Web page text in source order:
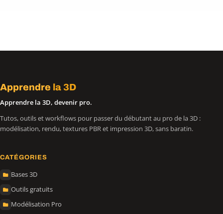
Apprendre la 3D
Apprendre la 3D, devenir pro.
Tutos, outils et workflows pour passer du débutant au pro de la 3D :
modélisation, rendu, textures PBR et impression 3D, sans baratin.
CATÉGORIES
Bases 3D
Outils gratuits
Modélisation Pro